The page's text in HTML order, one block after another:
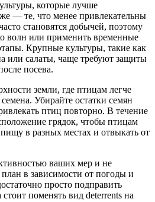
которые лучше
— те, что менее привлекательны
становятся добычей, поэтому
волн или применить временные
Крупные культуры, такие как
или салаты, чаще требуют защиты
посева.
земли, где птицам легче
Убирайте остатки семян
птиц повторно. В течение
грядок, чтобы птицам
в разных местах и отвыкать от
ваших мер и не
план в зависимости от погоды и
просто подправить
поменять вид deterrents на